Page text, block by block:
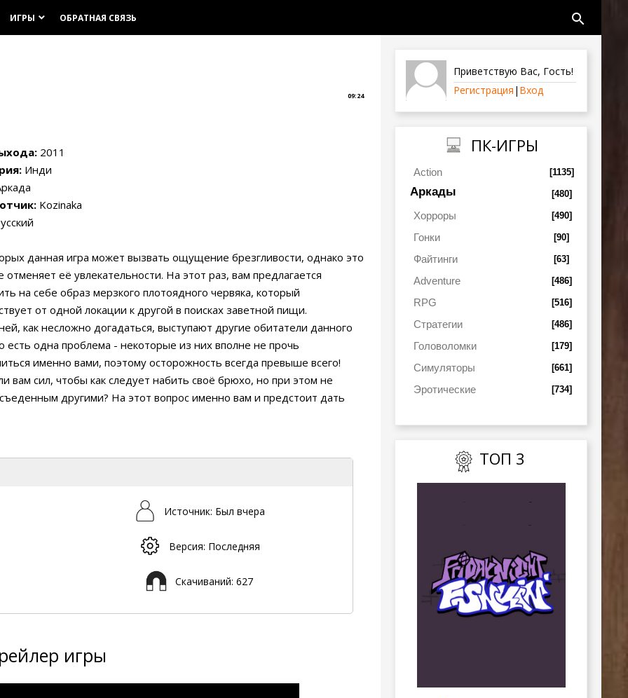
ИГРЫ keyboard_arrow_down ОБРАТНАЯ СВЯЗЬ search
09:24
2011
Инди
Kozinaka
данная игра может вызвать ощущение брезгливости, однако это
отменяет её увлекательности. На этот раз, вам предлагается
на себе образ мерзкого плотоядного червяка, который
от одной локации к другой в поисках заветной пищи.
как несложно догадаться, выступают другие обитатели данного
есть одна проблема - некоторые из них вполне не прочь
именно вами, поэтому осторожность всегда превыше всего!
вам сил, чтобы как следует набить своё брюхо, но при этом не
другими? На этот вопрос именно вам и предстоит дать
Источник: Был вчера
Версия: Последняя
Скачиваний: 627
игры
Приветствую Вас, Гость!
Регистрация | Вход
ПК-ИГРЫ
Action [1135]
Аркады [480]
Хорроры [490]
Гонки [90]
Файтинги [63]
Adventure [486]
RPG [516]
Стратегии [486]
Головоломки [179]
Симуляторы [661]
Эротические [734]
ТОП 3